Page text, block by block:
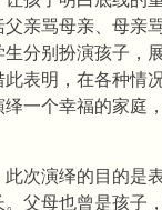
亲骂母亲、母亲
分别扮演孩子，
表明，在各种情
一个幸福的家庭
次演绎的目的是
父母也曾是孩子